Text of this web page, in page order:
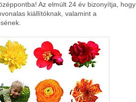
Az elmúlt 24 év bizonyítja, hogy
kiállítóknak, valamint a